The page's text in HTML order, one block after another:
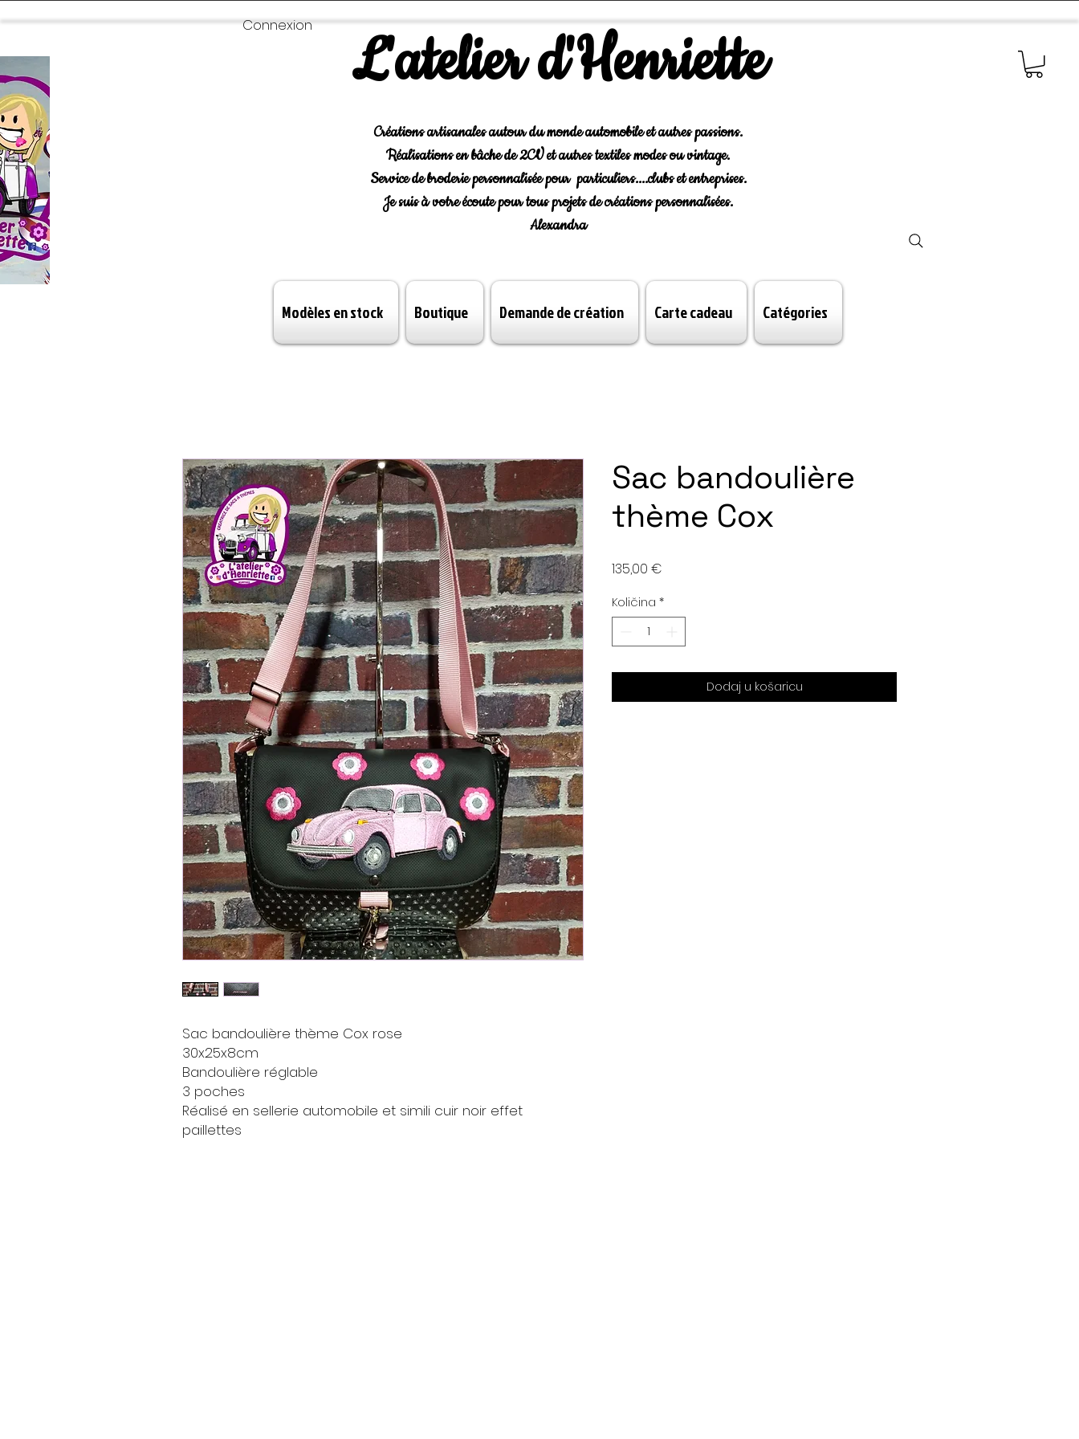
L'atelier d'Henriette
Connexion
Créations artisanales autour du monde automobile et autres passions.
Réalisations en bâche de 2CV et autres textiles modes ou vintage.
Service de broderie personnalisée pour particuliers....clubs et entreprises.
Je suis à votre écoute pour tous projets de créations personnalisées.
Alexandra
Modèles en stock Boutique Demande de création Carte cadeau Catégories
Sac bandoulière thème Cox rose
30x25x8cm
Bandoulière réglable
3 poches
Réalisé en sellerie automobile et simili cuir noir effet
paillettes
Sac bandoulière
thème Cox
135,00 €
Količina *
Dodaj u košaricu